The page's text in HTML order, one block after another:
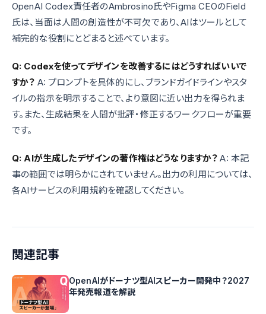
OpenAI Codex責任者のAmbrosino氏やFigma CEOのField
氏は、当面は人間の創造性が不可欠であり、AIはツールとして
補完的な役割にとどまると述べています。
Q: Codexを使ってデザインを改善するにはどうすればいいで
すか？ A: プロンプトを具体的にし、ブランドガイドラインやスタ
イルの指示を明示することで、より意図に近い出力を得られま
す。また、生成結果を人間が批評・修正するワークフローが重要
です。
Q: AIが生成したデザインの著作権はどうなりますか？ A: 本記
事の範囲では明らかにされていません。出力の利用については、
各AIサービスの利用規約を確認してください。
関連記事
OpenAIがドーナツ型AIスピーカー開発中？2027
年発売報道を解説